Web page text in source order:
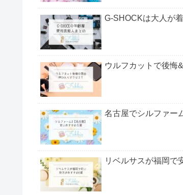
G-SHOCKは大人が
ウルフカットで後悔
名古屋でシルファー
リベルサスが福岡で